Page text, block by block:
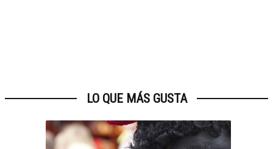
LO QUE MÁS GUSTA